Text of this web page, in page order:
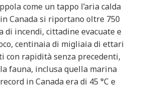
come un tappo l’aria calda
in Canada si riportano oltre 750
di incendi, cittadine evacuate e
centinaia di migliaia di ettari
con rapidità senza precedenti,
fauna, inclusa quella marina
in Canada era di 45 °C e